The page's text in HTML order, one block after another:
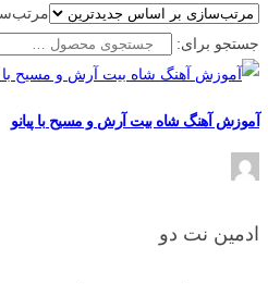
جستجو برای:
آموزش آهنگ شاه بیت آرش و مسیح با پیانو
ادمین نت دو